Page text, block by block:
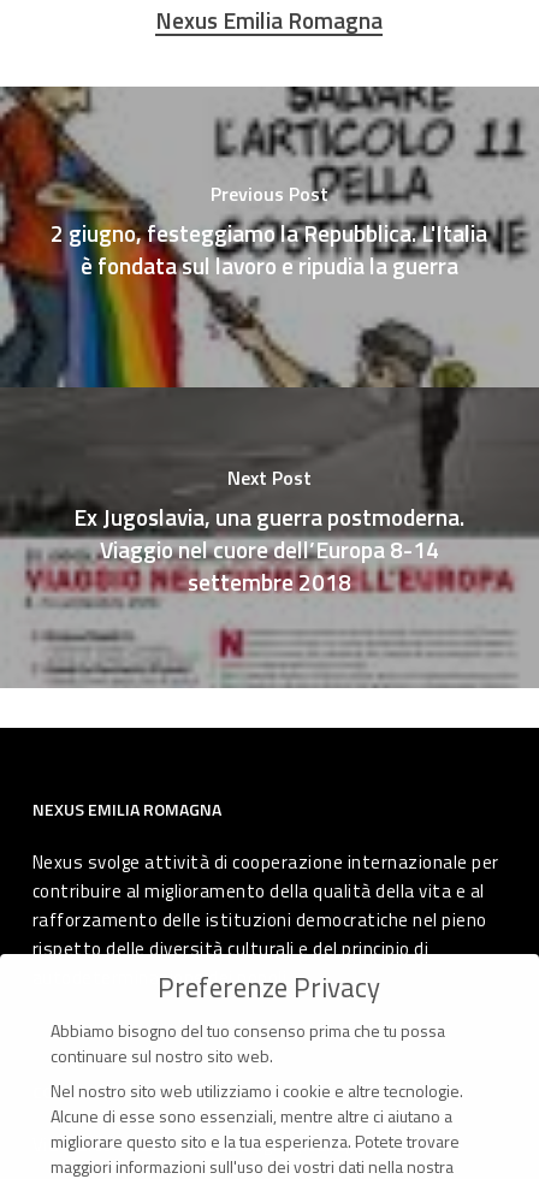
Nexus Emilia Romagna
Previous Post
2 giugno, festeggiamo la Repubblica. L'Italia
è fondata sul lavoro e ripudia la guerra
Next Post
Ex Jugoslavia, una guerra postmoderna.
Viaggio nel cuore dell’Europa 8-14
settembre 2018
NEXUS EMILIA ROMAGNA
Nexus svolge attività di cooperazione internazionale per
contribuire al miglioramento della qualità della vita e al
rafforzamento delle istituzioni democratiche nel pieno
rispetto delle diversità culturali e del principio di
autodeterminazione dei popoli.
CONTATTI
Via Marconi 69 – 40122 Bologna (Italia)
Preferenze Privacy
Abbiamo bisogno del tuo consenso prima che tu possa
continuare sul nostro sito web.
Nel nostro sito web utilizziamo i cookie e altre tecnologie.
Alcune di esse sono essenziali, mentre altre ci aiutano a
migliorare questo sito e la tua esperienza. Potete trovare
maggiori informazioni sull'uso dei vostri dati nella nostra